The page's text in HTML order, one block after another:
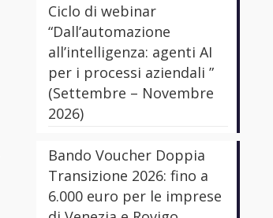
Ciclo di webinar
“Dall’automazione
all’intelligenza: agenti AI
per i processi aziendali ”
(Settembre – Novembre
2026)
Bando Voucher Doppia
Transizione 2026: fino a
6.000 euro per le imprese